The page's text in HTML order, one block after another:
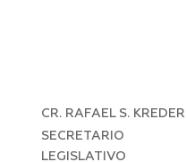
CR. RAFAEL S. KREDER
SECRETARIO
LEGISLATIVO